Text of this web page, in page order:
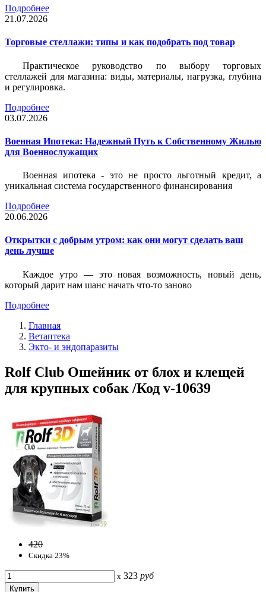
Подробнее
21.07.2026
Торговые стеллажи: типы и как подобрать под товар
Практическое руководство по выбору торговых
стеллажей для магазина: виды, материалы, нагрузка, глубина
и регулировка.
Подробнее
03.07.2026
Военная Ипотека: Надежный Путь к Собственному Жилью
для Военнослужащих
Военная ипотека - это не просто льготный кредит, а
уникальная система государственного финансирования
Подробнее
20.06.2026
Открытки с добрым утром: как они могут сделать ваш
день лучше
Каждое утро — это новая возможность, новый день,
который дарит нам шанс начать что-то заново
Подробнее
Главная
Ветаптека
Экто- и эндопаразиты
Rolf Club Ошейник от блох и клещей
для крупных собак /Код v-10639
420
Скидка 23%
x 323 руб